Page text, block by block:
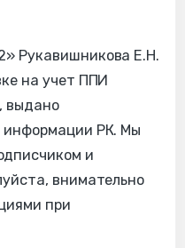
Рукавишникова Е.Н.
на учет ППИ
выдано
информации РК. Мы
и
внимательно
при